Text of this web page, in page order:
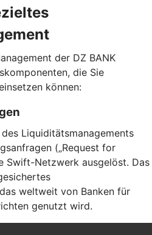
der DZ BANK
die Sie
können:
Liquiditätsmanagements
(„Request for
Swift-Netzwerk ausgelöst. Das
weltweit von Banken für
genutzt wird.